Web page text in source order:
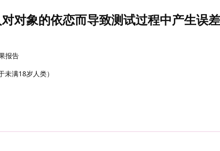
对象的依恋而导致测试过程中产生误
报告
满18岁人类）